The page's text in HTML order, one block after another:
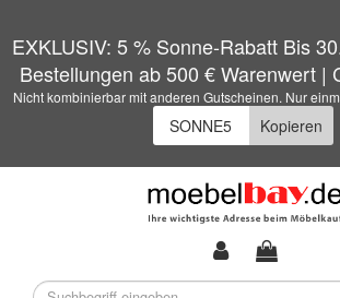
EXKLUSIV: 5 % Sonne-Rabatt Bis
Bestellungen ab 500 € Warenwert |
Nicht kombinierbar mit anderen Gutscheinen. Nur
Kopieren